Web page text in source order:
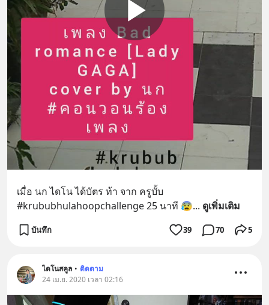
เมื่อ นก ไดโน ได้บัตร ท้า จาก ครูบั้บ
#krububhulahoopchallenge 25 นาที 😰... ดูเพิ่มเติม
บันทึก 39 70 5
ไดโนสคูล • ติดตาม
24 เม.ย. 2020 เวลา 02:16